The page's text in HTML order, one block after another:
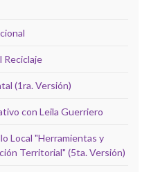
Reciclaje
(1ra. Versión)
con Leila Guerriero
Local "Herramientas y
Territorial" (5ta. Versión)